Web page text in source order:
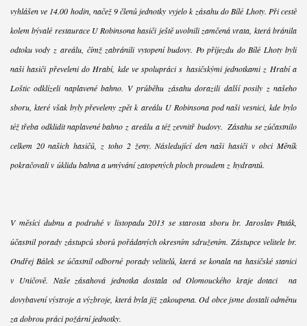
vyhlášen ve 14.00 hodin, načež 9 členů jednotky vyjelo k zásahu do Bílé Lhoty. Při cestě
kolem bývalé restaurace U Robinsona hasiči ještě uvolnili zamčená vrata, která bránila
odtoku vody z areálu, čímž zabránili vytopení budovy. Po příjezdu do Bílé Lhoty byli
naši hasiči převeleni do Hrabí, kde ve spolupráci s hasičskými jednotkami z Hrabí a
Loštic odklízeli naplavené bahno. V průběhu zásahu dorazili další posily z našeho
sboru, které však byly převeleny zpět k areálu U Robinsona pod naši vesnici, kde bylo
též třeba odklidit naplavené bahno z areálu a též zevnitř budovy. Zásahu se zúčastnilo
celkem 20 našich hasičů, z toho 2 ženy. Následující den naši hasiči v obci Měník
pokračovali v úklidu bahna a umývání zatopených ploch proudem z hydrantů.
V měsíci dubnu a podruhé v listopadu 2013 se starosta sboru br. Jaroslav Paták,
účastnil porady zástupců sborů pořádaných okresním sdružením. Zástupce velitele br.
Ondřej Bálek se účastnil odborné porady velitelů, která se konala na hasičské stanici
v Uničově. Naše zásahová jednotka dostala od Olomouckého kraje dotaci na
dovybavení výstroje a výzbroje, která byla již zakoupena. Od obce jsme dostali odměnu
za dobrou práci požární jednotky.